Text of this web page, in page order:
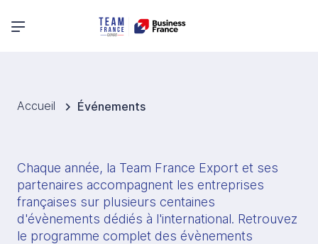
Menu principal
Accueil Événements
Chaque année, la Team France Export et ses
partenaires accompagnent les entreprises
françaises sur plusieurs centaines
d'évènements dédiés à l'international. Retrouvez
le programme complet des évènements